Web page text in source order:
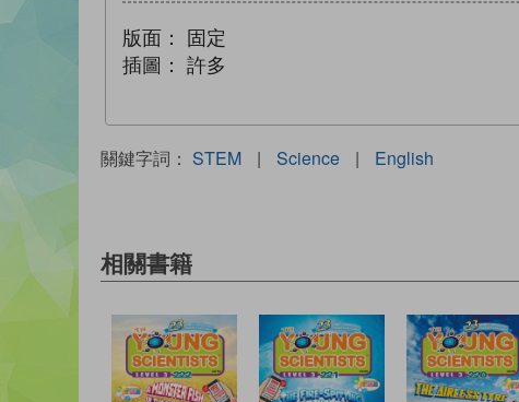
版面：
固定
插圖：
許多
關鍵字詞： STEM | Science | English
相關書籍